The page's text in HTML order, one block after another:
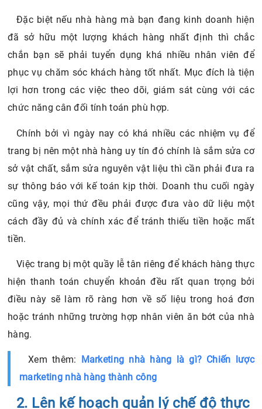
Đặc biệt nếu nhà hàng mà bạn đang kinh doanh hiện
đã sở hữu một lượng khách hàng nhất định thì chắc
chắn bạn sẽ phải tuyển dụng khá nhiều nhân viên để
phục vụ chăm sóc khách hàng tốt nhất. Mục đích là tiện
lợi hơn trong các việc theo dõi, giám sát cùng với các
chức năng cân đối tính toán phù hợp.
Chính bởi vì ngày nay có khá nhiều các nhiệm vụ để
trang bị nên một nhà hàng uy tín đó chính là sắm sửa cơ
sở vật chất, sắm sửa nguyên vật liệu thì cần phải đưa ra
sự thông báo với kế toán kịp thời. Doanh thu cuối ngày
cũng vậy, mọi thứ đều phải được đưa vào dữ liệu một
cách đầy đủ và chính xác để tránh thiếu tiền hoặc mất
tiền.
Việc trang bị một quầy lễ tân riêng để khách hàng thực
hiện thanh toán chuyển khoản đều rất quan trọng bởi
điều này sẽ làm rõ ràng hơn về số liệu trong hoá đơn
hoặc tránh những trường hợp nhân viên ăn bớt của nhà
hàng.
Xem thêm:
Marketing nhà hàng là gì? Chiến lược
marketing nhà hàng thành công
2. Lên kế hoạch quản lý chế độ thực